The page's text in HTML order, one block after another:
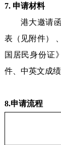
7. 申请材料
港大邀请
表（见附件）
国居民身份证
件、中英文成
8.申请流程